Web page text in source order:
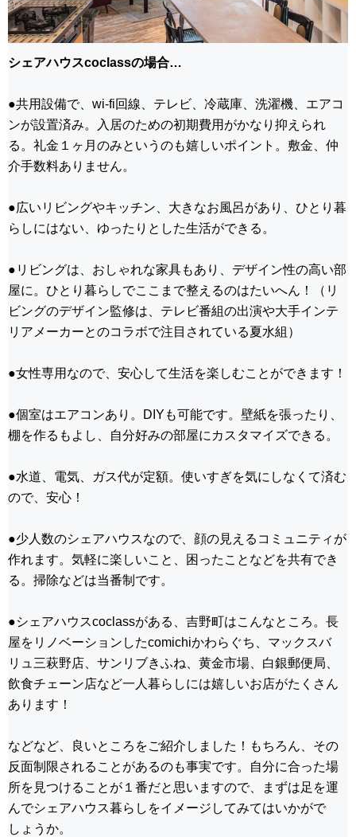
シェアハウスcoclassの場合…
●共用設備で、wi-fi回線、テレビ、冷蔵庫、洗濯機、エアコ
ンが設置済み。入居のための初期費用がかなり抑えられ
る。礼金１ヶ月のみというのも嬉しいポイント。敷金、仲
介手数料ありません。
●広いリビングやキッチン、大きなお風呂があり、ひとり暮
らしにはない、ゆったりとした生活ができる。
●リビングは、おしゃれな家具もあり、デザイン性の高い部
屋に。ひとり暮らしでここまで整えるのはたいへん！（リ
ビングのデザイン監修は、テレビ番組の出演や大手インテ
リアメーカーとのコラボで注目されている夏水組 ）
●女性専用なので、安心して生活を楽しむことができます！
●個室はエアコンあり。DIYも可能です。壁紙を張ったり、
棚を作るもよし、自分好みの部屋にカスタマイズできる。
●水道、電気、ガス代が定額。使いすぎを気にしなくて済む
ので、安心！
●少人数のシェアハウスなので、顔の見えるコミュニティが
作れます。気軽に楽しいこと、困ったことなどを共有でき
る。掃除などは当番制です。
●シェアハウスcoclassがある、吉野町はこんなところ。長
屋をリノベーションしたcomichiかわらぐち
、マックスバ
リュ三萩野店、サンリブきふね、黄金市場、白銀郵便局、
飲食チェーン店など一人暮らしには嬉しいお店がたくさん
あります！
などなど、良いところをご紹介しました！もちろん、その
反面制限されることがあるのも事実です。自分に合った場
所を見つけることが１番だと思いますので、まずは足を運
んでシェアハウス暮らしをイメージしてみてはいかがで
しょうか。